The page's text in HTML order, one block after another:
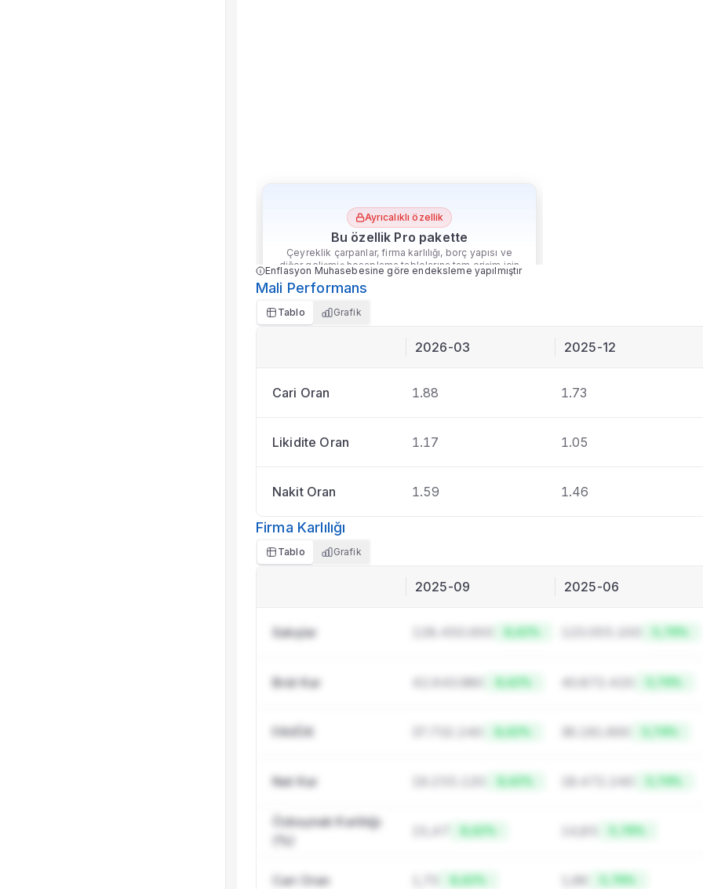
Ayrıcalıklı özellik
Bu özellik Pro pakette
Çeyreklik çarpanlar, firma karlılığı, borç yapısı ve
diğer gelişmiş hesaplama tablolarına tam erişim için
Pro paketine geçin.
çok daha fazlası
Enflasyon Muhasebesine göre endeksleme yapılmıştır
Mali Performans
Tablo Grafik
2026-03 2025-12
Cari Oran 1.88 1.73
Likidite Oran 1.17 1.05
Nakit Oran 1.59 1.46
Firma Karlılığı
Tablo Grafik
2025-09 2025-06
Satışlar 8,42% 5,76%
Brüt Kar 8,42% 5,76%
FAVÖK 8,42% 5,76%
Net Kar 8,42% 5,76%
Özkaynak Karlılığı
(%)
8,42% 5,76%
Cari Oran 8,42% 5,76%